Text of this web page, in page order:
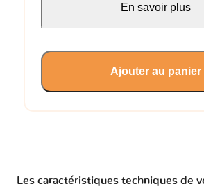
En savoir plus
Ajouter au panier
Les caractéristiques techniques de